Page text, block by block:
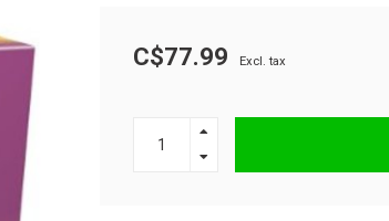
C$77.99 Excl. tax